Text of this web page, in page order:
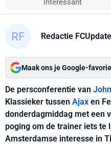
Interessant
Redactie FCUpdate
Maak ons je Google-
De persconferentie van
Klassieker tussen Ajax en
donderdagmiddag met een
poging om de trainer iets te
Amsterdamse interesse in